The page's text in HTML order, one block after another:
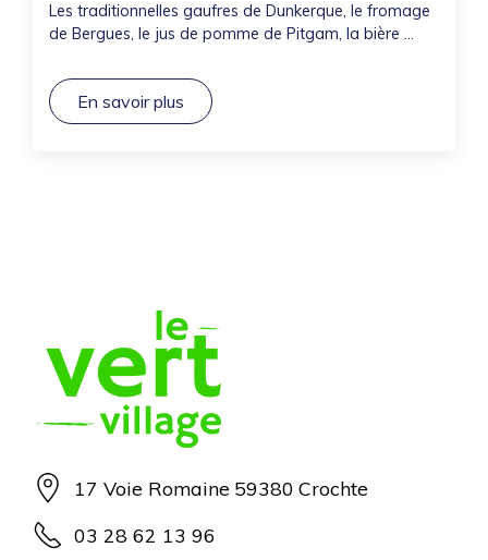
Les traditionnelles gaufres de Dunkerque, le fromage
de Bergues, le jus de pomme de Pitgam, la bière ...
En savoir plus
17 Voie Romaine 59380 Crochte
03 28 62 13 96